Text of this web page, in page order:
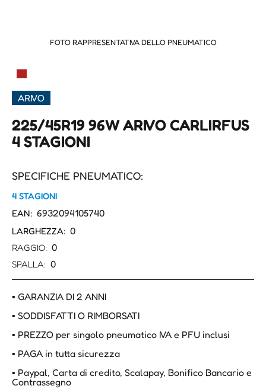
FOTO RAPPRESENTATIVA DELLO PNEUMATICO
▀
ARIVO
225/45R19 96W ARIVO CARLIRFUS
4 STAGIONI
SPECIFICHE PNEUMATICO:
4 STAGIONI
EAN: 6932094105740
LARGHEZZA: 0
RAGGIO: 0
SPALLA: 0
▪ GARANZIA DI 2 ANNI
▪ SODDISFATTI O RIMBORSATI
▪ PREZZO per singolo pneumatico IVA e PFU inclusi
▪ PAGA in tutta sicurezza
▪ Paypal, Carta di credito, Scalapay, Bonifico Bancario e
Contrassegno